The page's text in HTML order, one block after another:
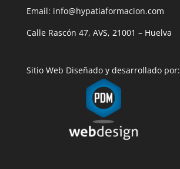
Email: info@hypatiaformacion.com
Calle Rascón 47, AVS, 21001 – Huelva
Sitio Web Diseñado y desarrollado por: